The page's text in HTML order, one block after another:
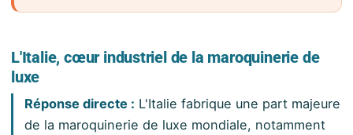
L'Italie, cœur industriel de la maroquinerie de
luxe
Réponse directe : L'Italie fabrique une part majeure
de la maroquinerie de luxe mondiale, notamment